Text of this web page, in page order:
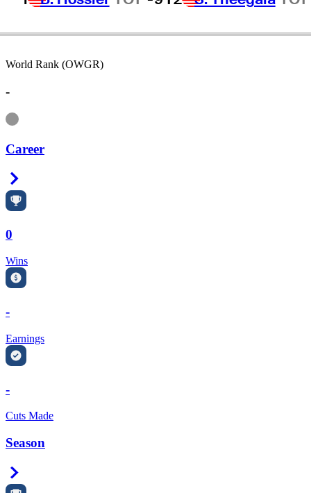
World Rank (OWGR)
-
Information
Career
0
Wins
-
Earnings
-
Cuts Made
Season